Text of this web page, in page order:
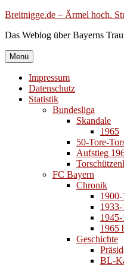
Zum
springen
Breitnigge.de – Ärmel hoch.
Das Weblog über Bayerns
Menü
Impressum
Datenschutz
Statistik
Bundesliga
Skandale
1965
50-Tore-
Aufstieg
FC Bayern
Chronik
1965
Geschichte
BL-